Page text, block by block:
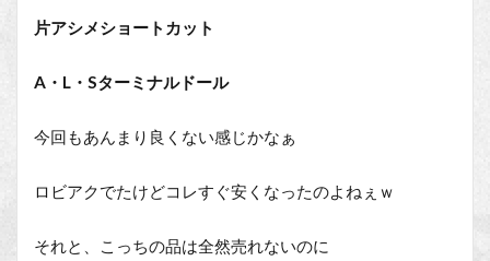
片アシメショートカット
A・L・Sターミナルドール
今回もあんまり良くない感じかなぁ
ロビアクでたけどコレすぐ安くなったのよねぇｗ
それと、こっちの品は全然売れないのに